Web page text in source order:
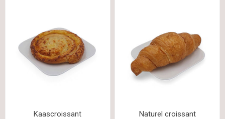
Kaascroissant Naturel croissant